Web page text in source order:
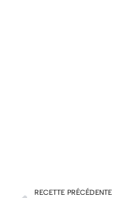
RECETTE PRÉCÉDENTE